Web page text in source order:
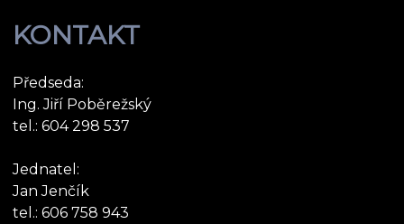
KONTAKT
Předseda:
Ing. Jiří Poběrežský
tel.: 604 298 537
Jednatel:
Jan Jenčík
tel.: 606 758 943